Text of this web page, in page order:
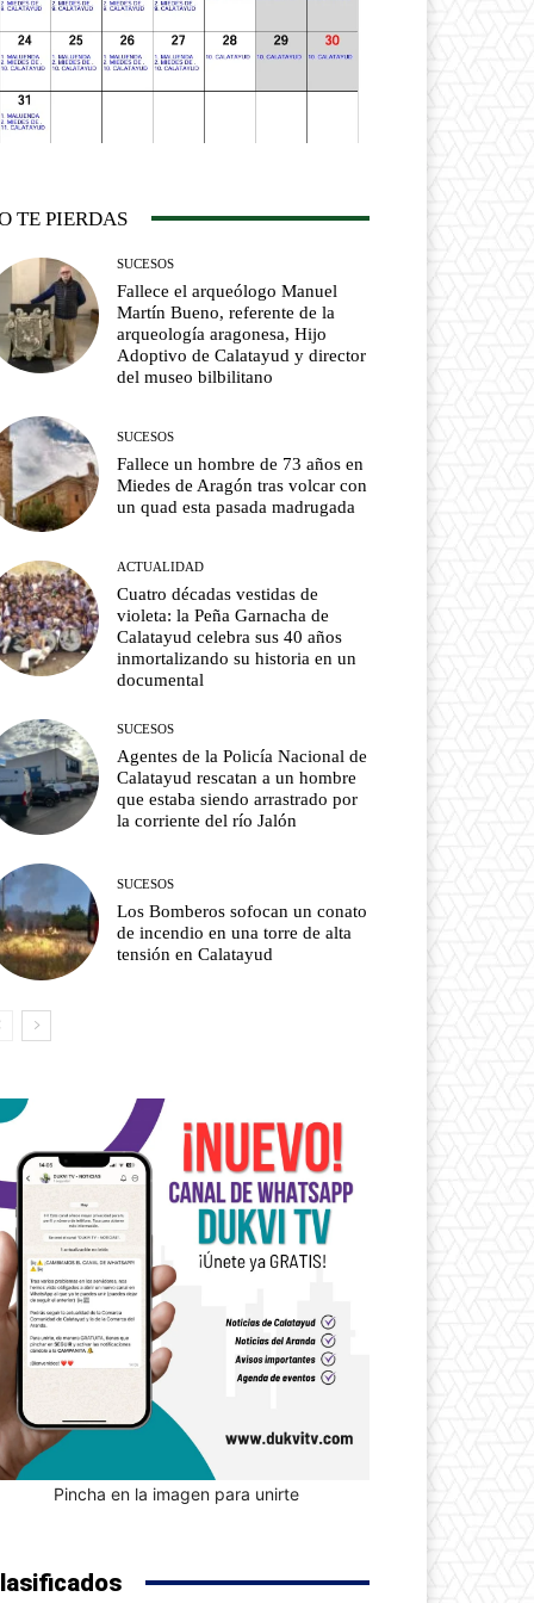
TE PIERDAS
SUCESOS
Fallece el arqueólogo Manuel
Martín Bueno, referente de la
arqueología aragonesa, Hijo
Adoptivo de Calatayud y director
del museo bilbilitano
SUCESOS
Fallece un hombre de 73 años en
Miedes de Aragón tras volcar con
un quad esta pasada madrugada
ACTUALIDAD
Cuatro décadas vestidas de
violeta: la Peña Garnacha de
Calatayud celebra sus 40 años
inmortalizando su historia en un
documental
SUCESOS
Agentes de la Policía Nacional de
Calatayud rescatan a un hombre
que estaba siendo arrastrado por
la corriente del río Jalón
SUCESOS
Los Bomberos sofocan un conato
de incendio en una torre de alta
tensión en Calatayud
Pincha en la imagen para unirte